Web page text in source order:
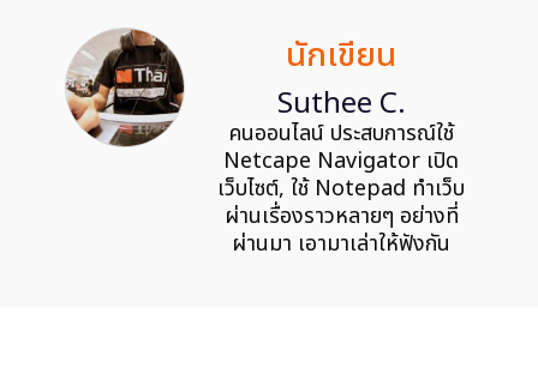
นักเขียน
Suthee C.
คนออนไลน์ ประสบการณ์ใช้
Netcape Navigator เปิด
เว็บไซต์, ใช้ Notepad ทำเว็บ
ผ่านเรื่องราวหลายๆ อย่างที่
ผ่านมา เอามาเล่าให้ฟังกัน